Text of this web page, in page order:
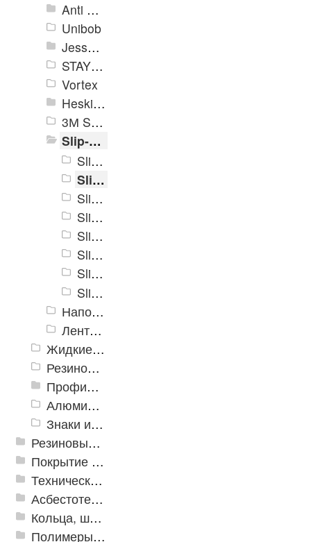
Anti Slip Systems
Unibob
Jessup Safety Track
STAYER Profi
Vortex
Heskins
3М Safety-Walk TM
Slip-Stop
Slip-Stop, средней зернистости, черный
Slip-Stop, средней зернистости, прозрачный
Slip-Stop, средней зернистости, желтый
Slip-Stop, средней зернистости, коричневый
Slip-Stop, средней зернистости, серый
Slip-Stop, средней зернистости, черно-желтый
Slip-Stop, средней зернистости, синий
Slip-Stop, средней зернистости, красный
Напольная разметка, знаки
Ленты Зубр
Жидкие противоскользящие средства
Резиновый профиль с алюминиевой вставкой «NoSlip»
Профили закладные
Алюминиевый профиль для ленты
Знаки из полистирола для разметки пола
Резиновые и ПВХ дорожки
Покрытие из резиновой крошки
Техническая резина
Асбестотехнические и теплоизоляционные материалы
Кольца, шайбы, манжеты
Полимеры и пластики